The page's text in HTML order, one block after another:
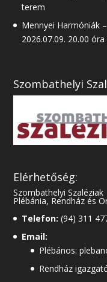
terem
Mennyei Harmóniák
2026.07.09. 20.00
Szombathelyi
Elérhetőség:
Szombathelyi Szaléziak
Plébánia, Rendház és
Telefon:(94) 311
Email:
Plébános:
Rendház